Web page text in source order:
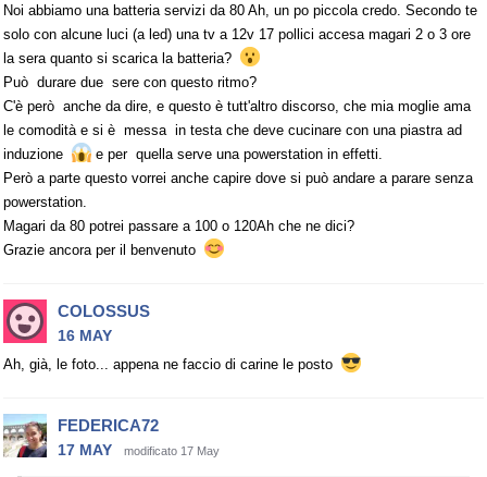
Noi abbiamo una batteria servizi da 80 Ah, un po piccola credo. Secondo te
solo con alcune luci (a led) una tv a 12v 17 pollici accesa magari 2 o 3 ore
la sera quanto si scarica la batteria?
Può durare due sere con questo ritmo?
C'è però anche da dire, e questo è tutt'altro discorso, che mia moglie ama
le comodità e si è messa in testa che deve cucinare con una piastra ad
induzione
e per quella serve una powerstation in effetti.
Però a parte questo vorrei anche capire dove si può andare a parare senza
powerstation.
Magari da 80 potrei passare a 100 o 120Ah che ne dici?
Grazie ancora per il benvenuto
COLOSSUS
16 MAY
Ah, già, le foto... appena ne faccio di carine le posto
FEDERICA72
17 MAY modificato 17 May